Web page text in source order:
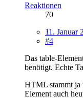
Reaktionen
70
11. Januar
#4
Das table-
benötigt. Echte
HTML stammt ja
Element auch